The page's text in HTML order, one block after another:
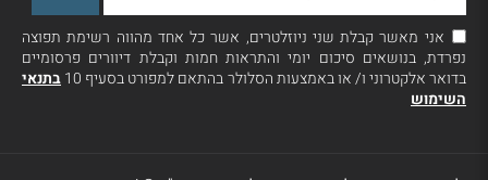
אני מאשר קבלת שני ניוזלטרים, אשר כל אחד מהווה רשימת תפוצה
נפרדת, בנושאים סיכום יומי והתראות חמות וקבלת דיוורים פרסומיים
בדואר אלקטרוני ו/ או באמצעות הסלולר בהתאם למפורט בסעיף 10
בתנאי
השימוש